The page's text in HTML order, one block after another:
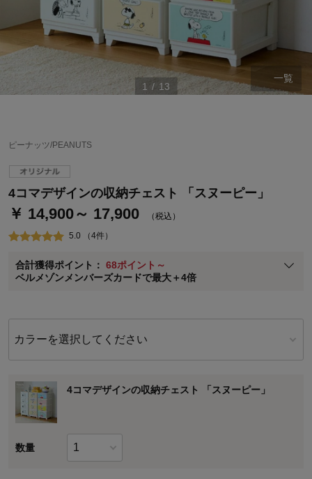
1 / 13
一覧
ピーナッツ/PEANUTS
4コマデザインの収納チェスト 「スヌーピー」
￥ 14,900～ 17,900 （税込）
5.0 （4件）
合計獲得ポイント： 68ポイント～
ベルメゾンメンバーズカードで最大＋4倍
ベルメゾン・ポイントについて
通常商品送料無料 返品引取無料（JCBのみ）
即時入会なら更に500円OFFクーポンプレゼント
※メンバーズカードの加算ポイントはステージ倍率適用前の基本ポイント
に対して適用されます。
カラーを選択してください
4コマデザインの収納チェスト 「スヌーピー」
数量